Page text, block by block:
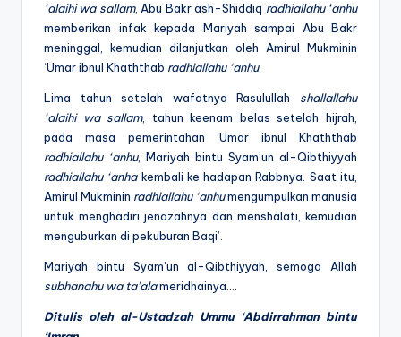
‘alaihi wa sallam, Abu Bakr ash-Shiddiq radhiallahu ‘anhu
memberikan infak kepada Mariyah sampai Abu Bakr
meninggal, kemudian dilanjutkan oleh Amirul Mukminin
‘Umar ibnul Khaththab radhiallahu ‘anhu.
Lima tahun setelah wafatnya Rasulullah shallallahu
‘alaihi wa sallam, tahun keenam belas setelah hijrah,
pada masa pemerintahan ‘Umar ibnul Khaththab
radhiallahu ‘anhu, Mariyah bintu Syam’un al-Qibthiyyah
radhiallahu ‘anhakembali ke hadapan Rabbnya. Saat itu,
Amirul Mukminin radhiallahu ‘anhumengumpulkan manusia
untuk menghadiri jenazahnya dan menshalati, kemudian
menguburkan di pekuburan Baqi’.
Mariyah bintu Syam’un al-Qibthiyyah, semoga Allah
subhanahu wa ta’alameridhainya….
Ditulis oleh al-Ustadzah Ummu ‘Abdirrahman bintu